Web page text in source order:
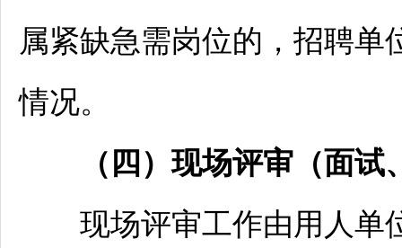
属紧缺急需岗位的， 招聘单
情况。
（四）现场评审（面
现场评审工作由用人单